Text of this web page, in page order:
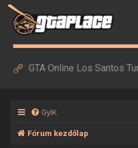
GTA Online Los Santos
GyIK
Fórum kezdőlap